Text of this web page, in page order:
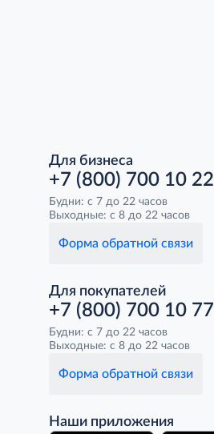
Для бизнеса
+7 (800) 700 10 22
Будни: с 7 до 22 часов
Выходные: с 8 до 22 часов
Форма обратной связи
Для покупателей
+7 (800) 700 10 77
Будни: с 7 до 22 часов
Выходные: с 8 до 22 часов
Форма обратной связи
Наши приложения